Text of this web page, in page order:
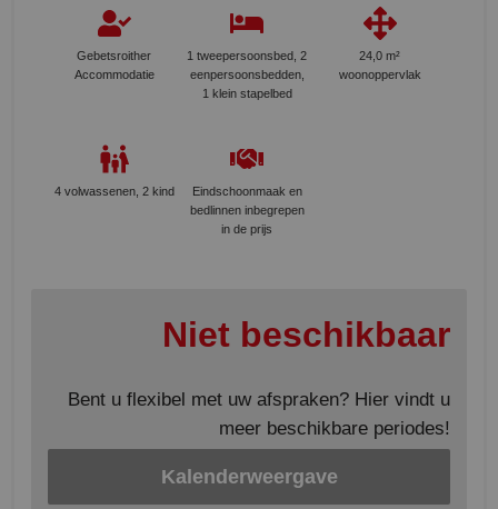
Gebetsroither
Accommodatie
1 tweepersoonsbed, 2
eenpersoonsbedden,
1 klein stapelbed
24,0 m²
woonoppervlak
4 volwassenen, 2 kind
Eindschoonmaak en
bedlinnen inbegrepen
in de prijs
Niet beschikbaar
Bent u flexibel met uw afspraken? Hier vindt u
meer beschikbare periodes!
Kalenderweergave